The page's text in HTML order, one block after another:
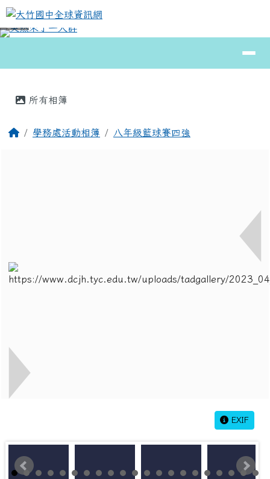
跳至主內容區
大竹國中全球資訊網
⏸
所有相簿
回首頁學務處活動相簿 八年級籃球賽四強
EXIF